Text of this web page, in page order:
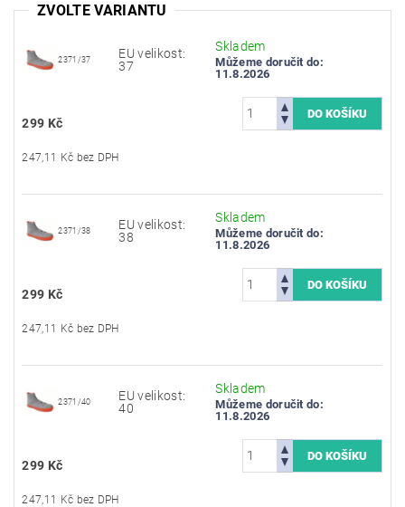
ZVOLTE VARIANTU
2371/37
EU velikost:
37
Skladem
Můžeme doručit do:
11.8.2026
299 Kč
247,11 Kč bez DPH
2371/38
EU velikost:
38
Skladem
Můžeme doručit do:
11.8.2026
299 Kč
247,11 Kč bez DPH
2371/40
EU velikost:
40
Skladem
Můžeme doručit do:
11.8.2026
299 Kč
247,11 Kč bez DPH